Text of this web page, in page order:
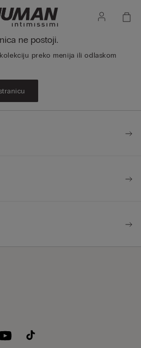
ne postoji.
preko menija ili odlaskom